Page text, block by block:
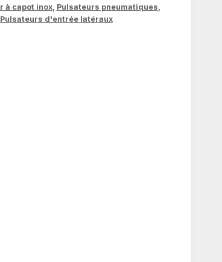
à capot inox, Pulsateurs pneumatiques,
Pulsateurs d'entrée latéraux